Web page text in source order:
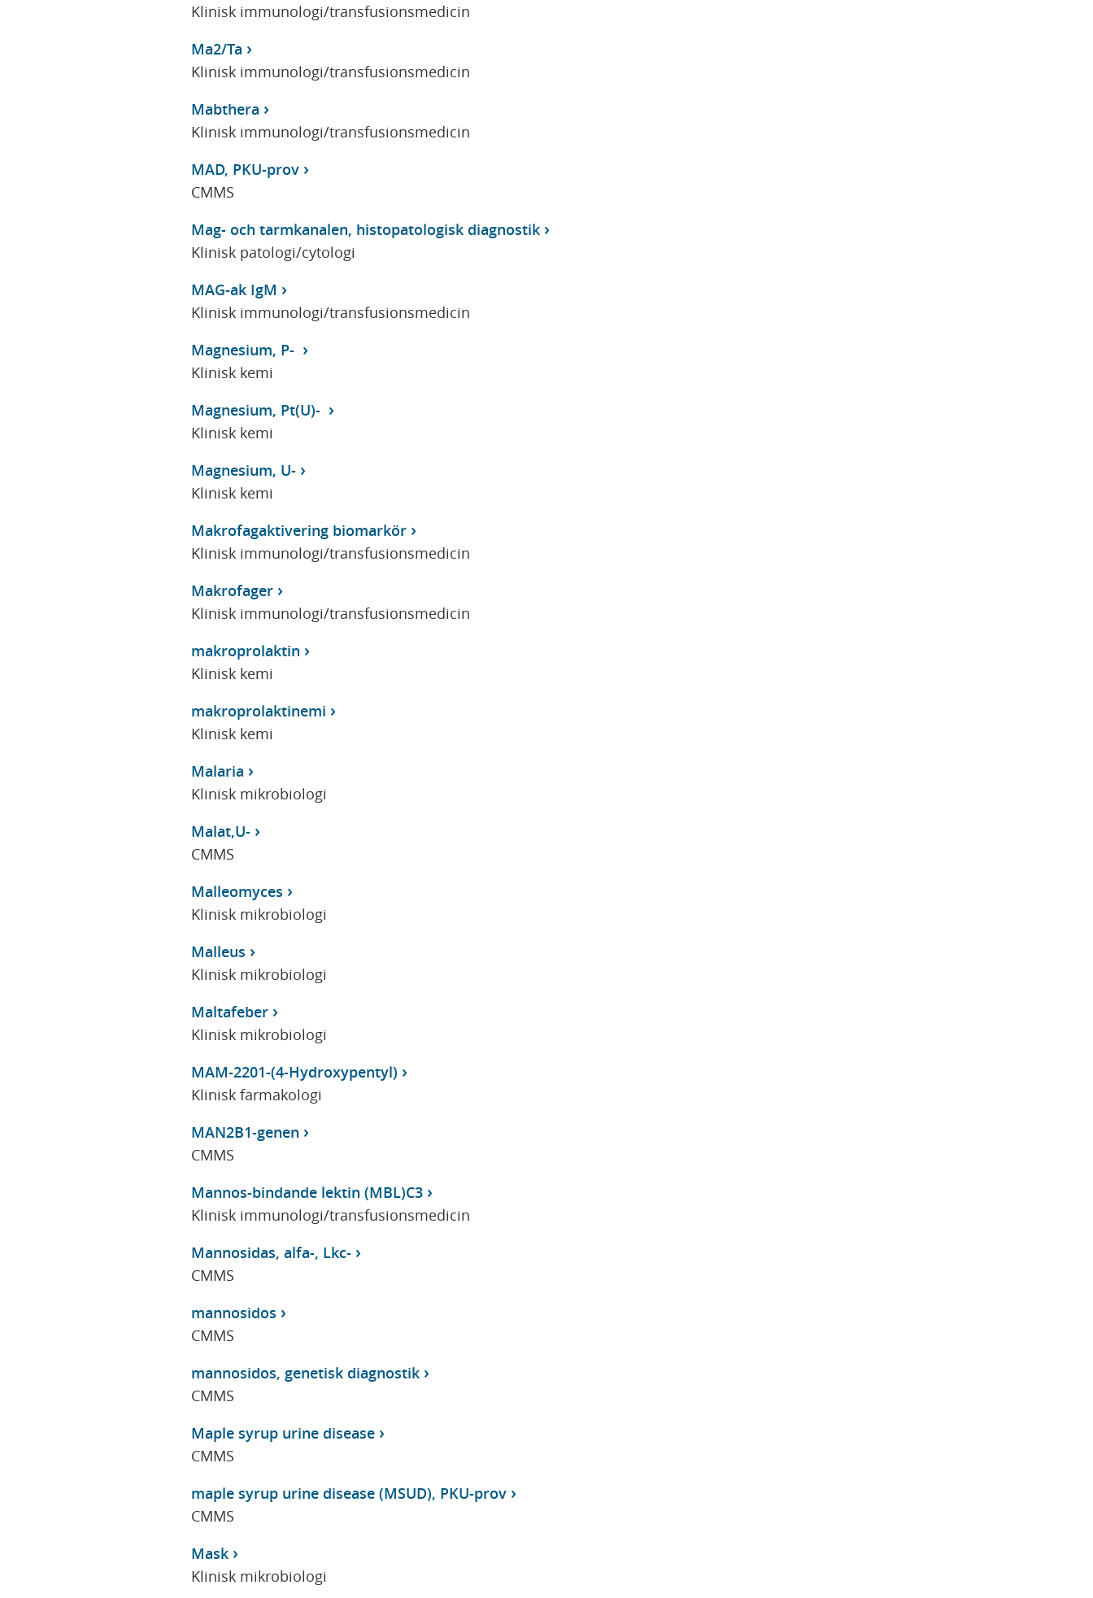
Klinisk immunologi/transfusionsmedicin
Ma2/Ta
Klinisk immunologi/transfusionsmedicin
Mabthera
Klinisk immunologi/transfusionsmedicin
MAD, PKU-prov
CMMS
Mag- och tarmkanalen, histopatologisk diagnostik
Klinisk patologi/cytologi
MAG-ak IgM
Klinisk immunologi/transfusionsmedicin
Magnesium, P-
Klinisk kemi
Magnesium, Pt(U)-
Klinisk kemi
Magnesium, U-
Klinisk kemi
Makrofagaktivering biomarkör
Klinisk immunologi/transfusionsmedicin
Makrofager
Klinisk immunologi/transfusionsmedicin
makroprolaktin
Klinisk kemi
makroprolaktinemi
Klinisk kemi
Malaria
Klinisk mikrobiologi
Malat,U-
CMMS
Malleomyces
Klinisk mikrobiologi
Malleus
Klinisk mikrobiologi
Maltafeber
Klinisk mikrobiologi
MAM-2201-(4-Hydroxypentyl)
Klinisk farmakologi
MAN2B1-genen
CMMS
Mannos-bindande lektin (MBL)C3
Klinisk immunologi/transfusionsmedicin
Mannosidas, alfa-, Lkc-
CMMS
mannosidos
CMMS
mannosidos, genetisk diagnostik
CMMS
Maple syrup urine disease
CMMS
maple syrup urine disease (MSUD), PKU-prov
CMMS
Mask
Klinisk mikrobiologi